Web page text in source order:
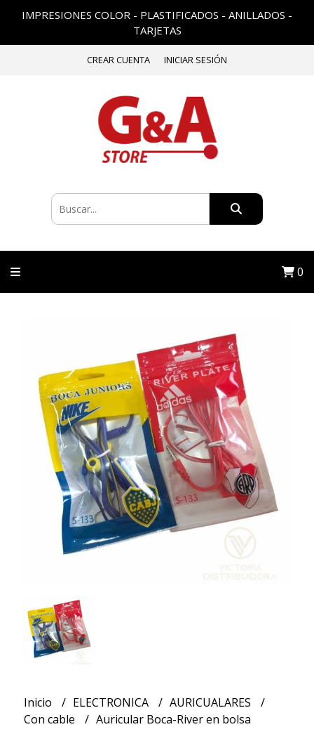
IMPRESIONES COLOR - PLASTIFICADOS - ANILLADOS -
TARJETAS
CREAR CUENTA INICIAR SESIÓN
0
Inicio ELECTRONICA
AURICUALARES
Con cable
Auricular Boca-River en bolsa